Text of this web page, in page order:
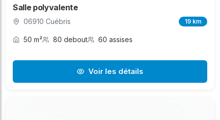
Salle polyvalente
06910 Cuébris 19 km
50 m² 80 debout 60 assises
Voir les détails